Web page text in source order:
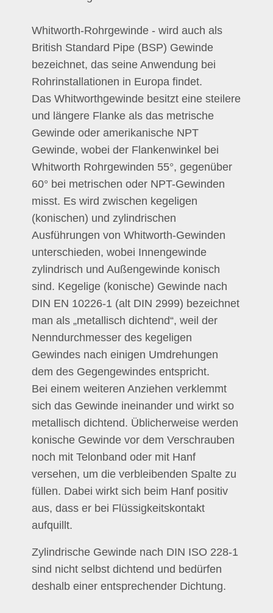
Whitworth-Rohrgewinde - wird auch als
British Standard Pipe (BSP) Gewinde
bezeichnet, das seine Anwendung bei
Rohrinstallationen in Europa findet.
Das Whitworthgewinde besitzt eine steilere
und längere Flanke als das metrische
Gewinde oder amerikanische NPT
Gewinde, wobei der Flankenwinkel bei
Whitworth Rohrgewinden 55°, gegenüber
60° bei metrischen oder NPT-Gewinden
misst. Es wird zwischen kegeligen
(konischen) und zylindrischen
Ausführungen von Whitworth-Gewinden
unterschieden, wobei Innengewinde
zylindrisch und Außengewinde konisch
sind. Kegelige (konische) Gewinde nach
DIN EN 10226-1 (alt DIN 2999) bezeichnet
man als „metallisch dichtend“, weil der
Nenndurchmesser des kegeligen
Gewindes nach einigen Umdrehungen
dem des Gegengewindes entspricht.
Bei einem weiteren Anziehen verklemmt
sich das Gewinde ineinander und wirkt so
metallisch dichtend. Üblicherweise werden
konische Gewinde vor dem Verschrauben
noch mit Telonband oder mit Hanf
versehen, um die verbleibenden Spalte zu
füllen. Dabei wirkt sich beim Hanf positiv
aus, dass er bei Flüssigkeitskontakt
aufquillt.
Zylindrische Gewinde nach DIN ISO 228-1
sind nicht selbst dichtend und bedürfen
deshalb einer entsprechender Dichtung.